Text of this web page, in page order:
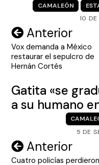
CAMALEÓN
10
Navegación
de
entradas
Anterior
Vox demanda a México
restaurar el sepulcro de
Hernán Cortés
Gatita «se
a su humano
5 DE
Navegación
Anterior
Cuatro policías